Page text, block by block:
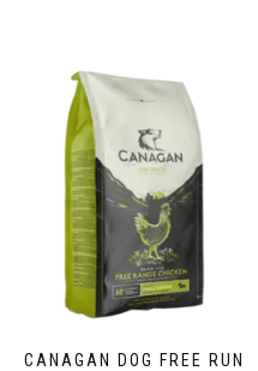
CANAGAN DOG FREE RUN